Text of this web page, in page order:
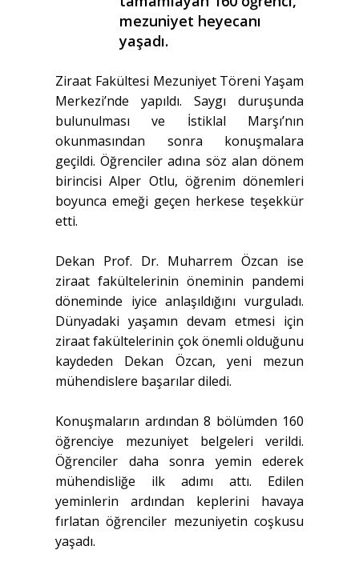
mezuniyet heyecanı
yaşadı.
Ziraat Fakültesi Mezuniyet Töreni Yaşam
Merkezi’nde yapıldı. Saygı duruşunda
bulunulması ve İstiklal Marşı’nın
okunmasından sonra konuşmalara
geçildi. Öğrenciler adına söz alan dönem
birincisi Alper Otlu, öğrenim dönemleri
boyunca emeği geçen herkese teşekkür
etti.
Dekan Prof. Dr. Muharrem Özcan ise
ziraat fakültelerinin öneminin pandemi
döneminde iyice anlaşıldığını vurguladı.
Dünyadaki yaşamın devam etmesi için
ziraat fakültelerinin çok önemli olduğunu
kaydeden Dekan Özcan, yeni mezun
mühendislere başarılar diledi.
Konuşmaların ardından 8 bölümden 160
öğrenciye mezuniyet belgeleri verildi.
Öğrenciler daha sonra yemin ederek
mühendisliğe ilk adımı attı. Edilen
yeminlerin ardından keplerini havaya
fırlatan öğrenciler mezuniyetin coşkusu
yaşadı.